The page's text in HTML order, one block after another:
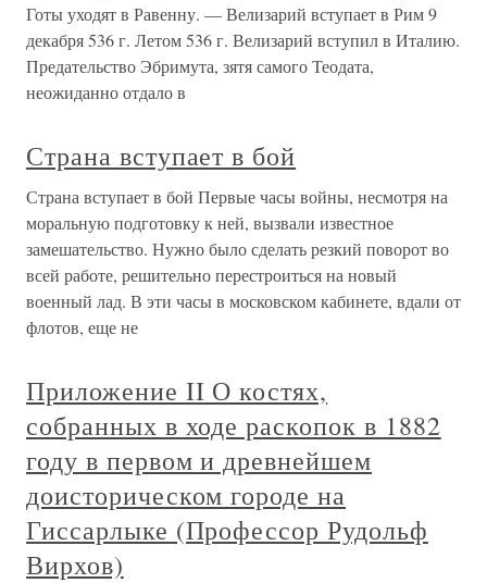
Готы уходят в Равенну. — Велизарий вступает в Рим 9
декабря 536 г. Летом 536 г. Велизарий вступил в Италию.
Предательство Эбримута, зятя самого Теодата,
неожиданно отдало в
Страна вступает в бой
Страна вступает в бой Первые часы войны, несмотря на
моральную подготовку к ней, вызвали известное
замешательство. Нужно было сделать резкий поворот во
всей работе, решительно перестроиться на новый
военный лад. В эти часы в московском кабинете, вдали от
флотов, еще не
Приложение II О костях,
собранных в ходе раскопок в 1882
году в первом и древнейшем
доисторическом городе на
Гиссарлыке (Профессор Рудольф
Вирхов)